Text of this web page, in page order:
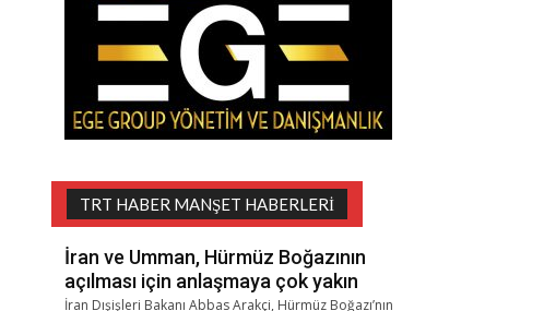
TRT HABER MANŞET HABERLERI
İran ve Umman, Hürmüz Boğazının
açılması için anlaşmaya çok yakın
İran Dışişleri Bakanı Abbas Arakçi, Hürmüz Boğazı’nın